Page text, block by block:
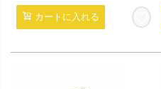
カートに入れる